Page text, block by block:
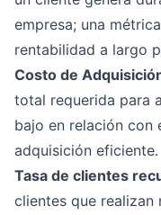
empresa; una
rentabilidad a largo
Costo de
total requerida para
bajo en relación con
adquisición eficiente.
Tasa de clientes
clientes que realizan